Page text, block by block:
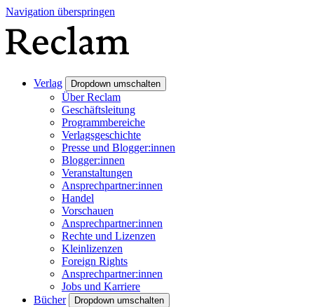
Navigation überspringen
Verlag Dropdown umschalten
Über Reclam
Geschäftsleitung
Programmbereiche
Verlagsgeschichte
Presse und Blogger:innen
Blogger:innen
Veranstaltungen
Ansprechpartner:innen
Handel
Vorschauen
Ansprechpartner:innen
Rechte und Lizenzen
Kleinlizenzen
Foreign Rights
Ansprechpartner:innen
Jobs und Karriere
Bücher
Dropdown umschalten